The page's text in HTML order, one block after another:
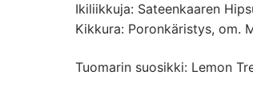
Ikiliikkuja: Sateenkaaren
Kikkura: Poronkäristys, om.
Tuomarin suosikki: Lemon